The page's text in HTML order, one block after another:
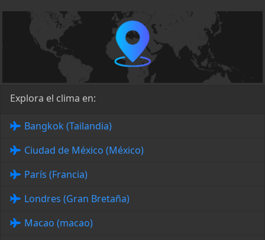
Explora el clima en:
Bangkok (Tailandia)
Ciudad de México (México)
París (Francia)
Londres (Gran Bretaña)
Macao (macao)